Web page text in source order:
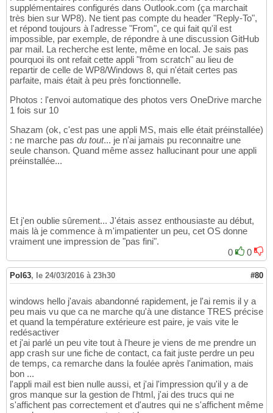
supplémentaires configurés dans Outlook.com (ça marchait
très bien sur WP8). Ne tient pas compte du header "Reply-To",
et répond toujours à l'adresse "From", ce qui fait qu'il est
impossible, par exemple, de répondre à une discussion GitHub
par mail. La recherche est lente, même en local. Je sais pas
pourquoi ils ont refait cette appli "from scratch" au lieu de
repartir de celle de WP8/Windows 8, qui n'était certes pas
parfaite, mais était à peu près fonctionnelle.
Photos : l'envoi automatique des photos vers OneDrive marche
1 fois sur 10
Shazam (ok, c'est pas une appli MS, mais elle était préinstallée)
: ne marche pas du tout... je n'ai jamais pu reconnaitre une
seule chanson. Quand même assez hallucinant pour une appli
préinstallée...
Et j'en oublie sûrement... J'étais assez enthousiaste au début,
mais là je commence à m'impatienter un peu, cet OS donne
vraiment une impression de "pas fini".
0
0
Pol63, le 24/03/2016 à 23h30 #80
windows hello j'avais abandonné rapidement, je l'ai remis il y a
peu mais vu que ca ne marche qu'à une distance TRES précise
et quand la température extérieure est paire, je vais vite le
redésactiver
et j'ai parlé un peu vite tout à l'heure je viens de me prendre un
app crash sur une fiche de contact, ca fait juste perdre un peu
de temps, ca remarche dans la foulée après l'animation, mais
bon ...
l'appli mail est bien nulle aussi, et j'ai l'impression qu'il y a de
gros manque sur la gestion de l'html, j'ai des trucs qui ne
s'affichent pas correctement et d'autres qui ne s'affichent même